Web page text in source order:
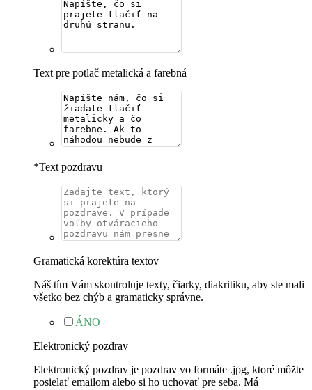
Text pre potlač metalická a farebná
*Text pozdravu
Gramatická korektúra textov
Náš tím Vám skontroluje texty, čiarky, diakritiku, aby ste mali
všetko bez chýb a gramaticky správne.
ÁNO
Elektronický pozdrav
Elektronický pozdrav je pozdrav vo formáte .jpg, ktoré môžte
posielať emailom alebo si ho uchovať pre seba. Má